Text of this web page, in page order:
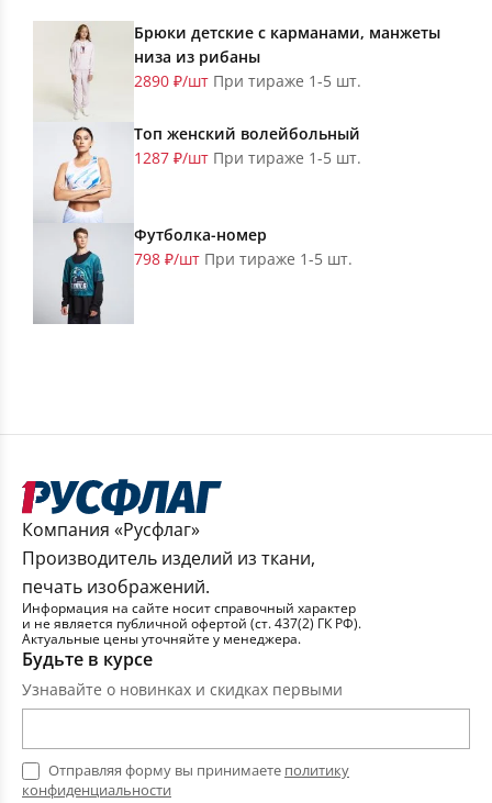
Брюки детские с карманами, манжеты
низа из рибаны
2890 ₽/шт При тираже 1-5 шт.
Топ женский волейбольный
1287 ₽/шт При тираже 1-5 шт.
Футболка-номер
798 ₽/шт При тираже 1-5 шт.
Компания «Русфлаг»
Производитель изделий из ткани,
печать изображений.
Информация на сайте носит справочный характер
и не является публичной офертой (ст. 437(2) ГК РФ).
Актуальные цены уточняйте у менеджера.
Будьте в курсе
Узнавайте о новинках и скидках первыми
Отправляя форму вы принимаете политику
конфиденциальности